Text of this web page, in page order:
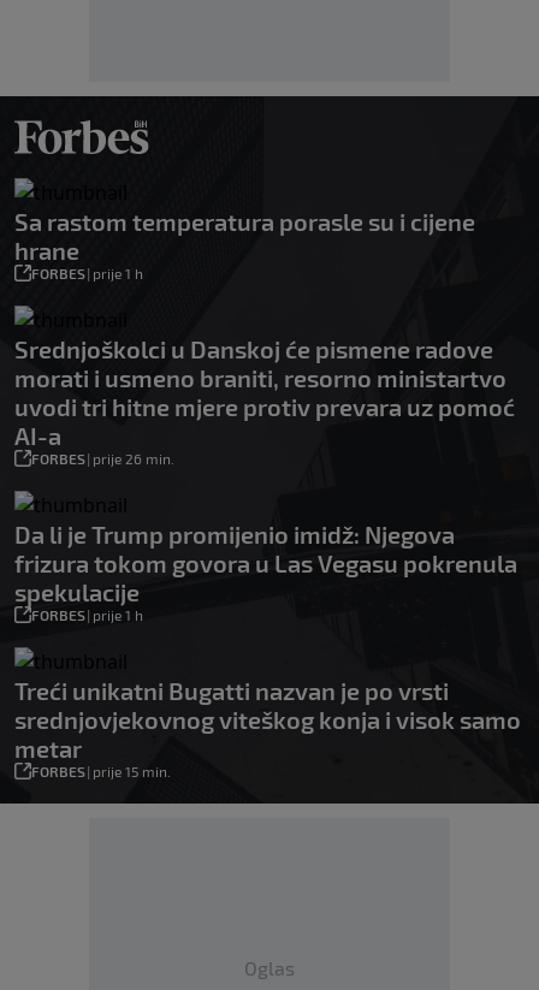
Sa rastom temperatura porasle su i cijene
hrane
FORBES| prije 1 h
Srednjoškolci u Danskoj će pismene radove
morati i usmeno braniti, resorno ministartvo
uvodi tri hitne mjere protiv prevara uz pomoć
AI-a
FORBES| prije 26 min.
Da li je Trump promijenio imidž: Njegova
frizura tokom govora u Las Vegasu pokrenula
spekulacije
FORBES| prije 1 h
Treći unikatni Bugatti nazvan je po vrsti
srednjovjekovnog viteškog konja i visok samo
metar
FORBES| prije 15 min.
Oglas